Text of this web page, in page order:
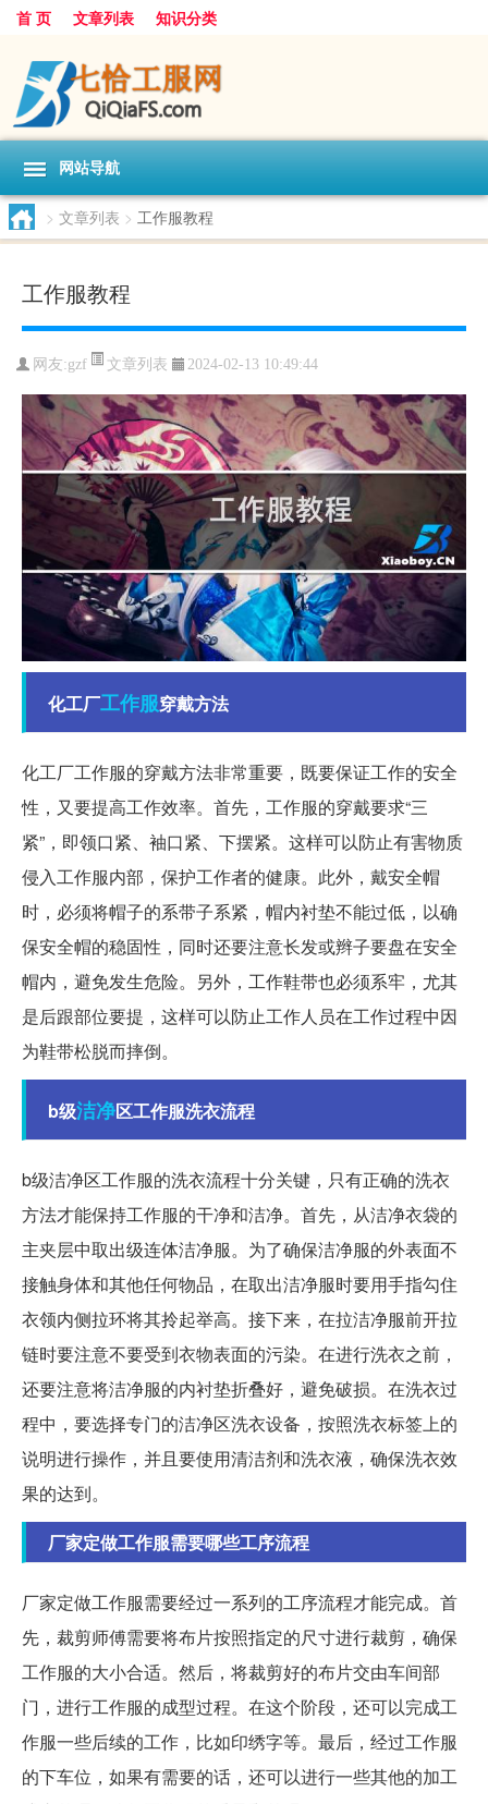
首 页 文章列表 知识分类
网站导航
> 文章列表 > 工作服教程
工作服教程
网友:gzf 文章列表 2024-02-13 10:49:44
化工厂工作服穿戴方法
化工厂工作服的穿戴方法非常重要，既要保证工作的安全
性，又要提高工作效率。首先，工作服的穿戴要求“三
紧”，即领口紧、袖口紧、下摆紧。这样可以防止有害物质
侵入工作服内部，保护工作者的健康。此外，戴安全帽
时，必须将帽子的系带子系紧，帽内衬垫不能过低，以确
保安全帽的稳固性，同时还要注意长发或辫子要盘在安全
帽内，避免发生危险。另外，工作鞋带也必须系牢，尤其
是后跟部位要提，这样可以防止工作人员在工作过程中因
为鞋带松脱而摔倒。
b级洁净区工作服洗衣流程
b级洁净区工作服的洗衣流程十分关键，只有正确的洗衣
方法才能保持工作服的干净和洁净。首先，从洁净衣袋的
主夹层中取出级连体洁净服。为了确保洁净服的外表面不
接触身体和其他任何物品，在取出洁净服时要用手指勾住
衣领内侧拉环将其拎起举高。接下来，在拉洁净服前开拉
链时要注意不要受到衣物表面的污染。在进行洗衣之前，
还要注意将洁净服的内衬垫折叠好，避免破损。在洗衣过
程中，要选择专门的洁净区洗衣设备，按照洗衣标签上的
说明进行操作，并且要使用清洁剂和洗衣液，确保洗衣效
果的达到。
厂家定做工作服需要哪些工序流程
厂家定做工作服需要经过一系列的工序流程才能完成。首
先，裁剪师傅需要将布片按照指定的尺寸进行裁剪，确保
工作服的大小合适。然后，将裁剪好的布片交由车间部
门，进行工作服的成型过程。在这个阶段，还可以完成工
作服一些后续的工作，比如印绣字等。最后，经过工作服
的下车位，如果有需要的话，还可以进行一些其他的加工